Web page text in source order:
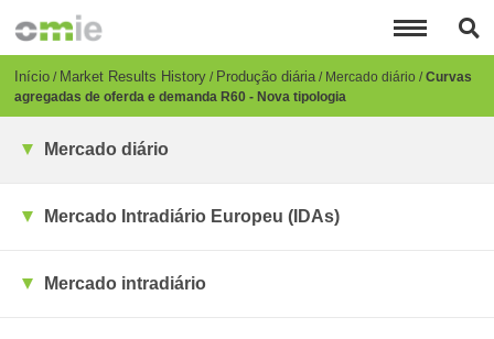
para
conteúdo
Breadcrumb
Início Market Results History Produção diária Mercado diário Curvas
agregadas de oferda e demanda R60 - Nova tipologia
Mercado diário
Mercado Intradiário Europeu (IDAs)
Mercado intradiário